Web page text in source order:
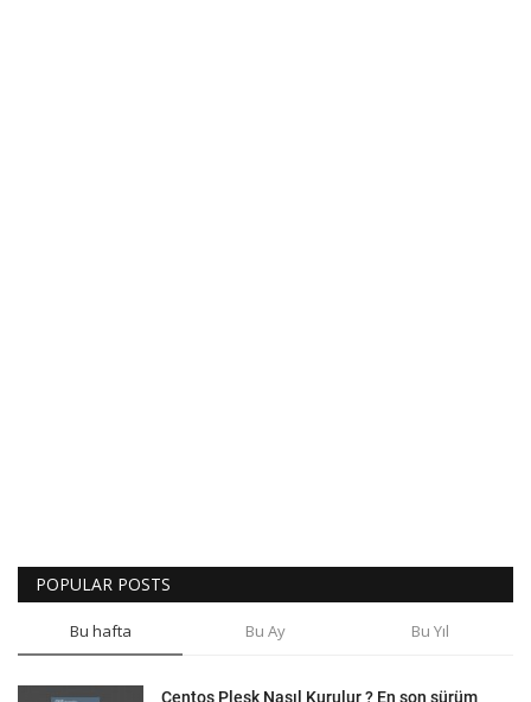
POPULAR POSTS
Bu hafta Bu Ay Bu Yıl
Centos Plesk Nasıl Kurulur ? En son sürüm